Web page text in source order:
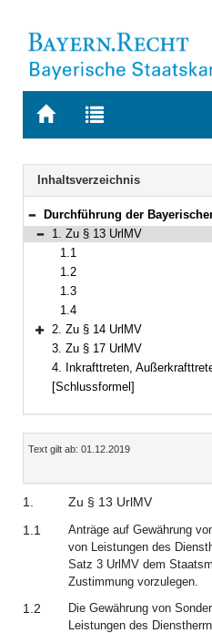
Zur
BAYERN.RECHT
Zur
letzten
Suche
Navigation
Inhaltsverzeichnis
Bereich reduzieren
Durchführung der Bayerischen
Bereich reduzieren
1. Zu § 13 UrlMV
1.1
1.2
1.3
1.4
Bereich erweitern
2. Zu § 14 UrlMV
3. Zu § 17 UrlMV
4. Inkrafttreten,
[Schlussformel]
Inhalt
Text gilt ab: 01.12.2019
1.
Zu § 13 UrlMV
1.1
Anträge auf Gewährung
von Leistungen des
Satz 3 UrlMV dem
Zustimmung vorzulegen.
1.2
Die Gewährung von
Leistungen des